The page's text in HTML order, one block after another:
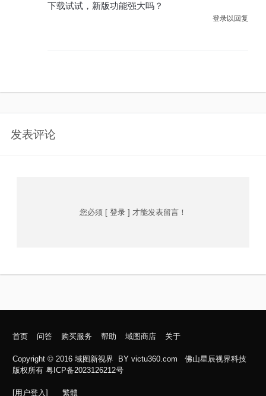
下载试试，新版功能强大吗？
登录以回复
发表评论
您必须 [ 登录 ] 才能发表留言！
首页 问答 购买服务 帮助 域图商店 关于
Copyright © 2016域图新视界 BYvictu360.com
佛山星辰视界科技
版权所有 粤ICP备2023126212号
[用户登入] 繁體